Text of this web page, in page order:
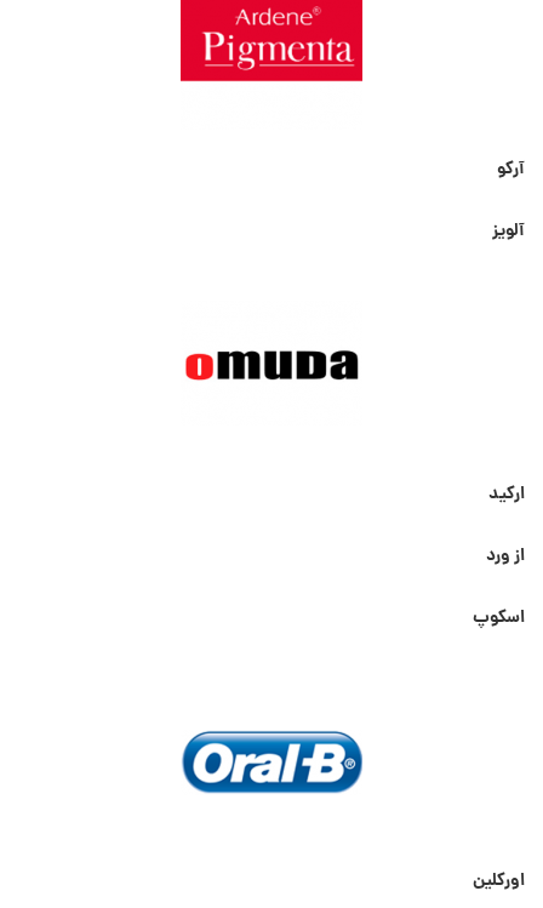
آرکو
آلویز
ارکید
از ورد
اسکوپ
اورکلین